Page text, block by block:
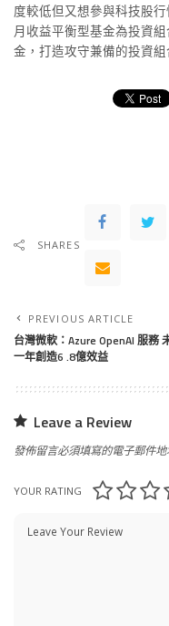
度較低但又想參與科技股
月收益平衡型基金為投資
金，打造攻守兼備的投資組
SHARES
PREVIOUS ARTICLE
台灣微軟：Azure OpenAI 服務
一年創造6 .8億效益
Leave a Review
發佈留言必須填寫的電子郵件
YOUR RATING